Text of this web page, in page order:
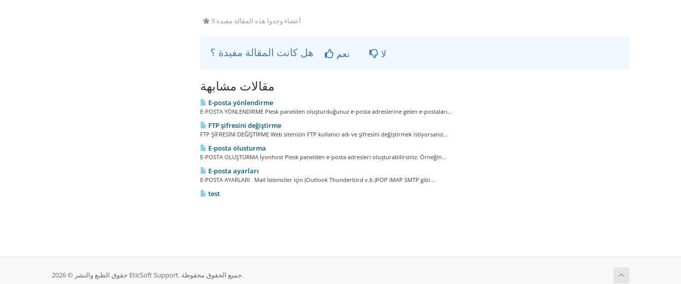
9 أعضاء وجدوا هذه المقالة مفيدة
نعم لا
مقالات مشابهة
E-posta yönlendirme
E-POSTA YÖNLENDİRME Plesk panelden oluşturduğunuz e-posta adreslerine gelen e-postaları...
FTP şifresini değiştirme
FTP ŞİFRESİNİ DEĞİŞTİRME Web sitenizin FTP kullanıcı adı ve şifresini değiştirmek istiyorsanız...
E-posta olusturma
E-POSTA OLUŞTURMA İyonhost Plesk panelden e-posta adresleri oluşturabilirsiniz. Örneğin...
E-posta ayarları
E-POSTA AYARLARI Mail İstemciler için (Outlook Thunderbird v.b.)POP IMAP SMTP gibi...
test
حقوق الطبع والنشر © 2026 EticSoft Support. جميع الحقوق محفوظة.